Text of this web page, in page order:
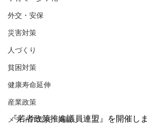
外交・安保
災害対策
人づくり
貧困対策
健康寿命延伸
産業政策
メディア出演・掲載
『若者政策推進議員連盟』を開催しま